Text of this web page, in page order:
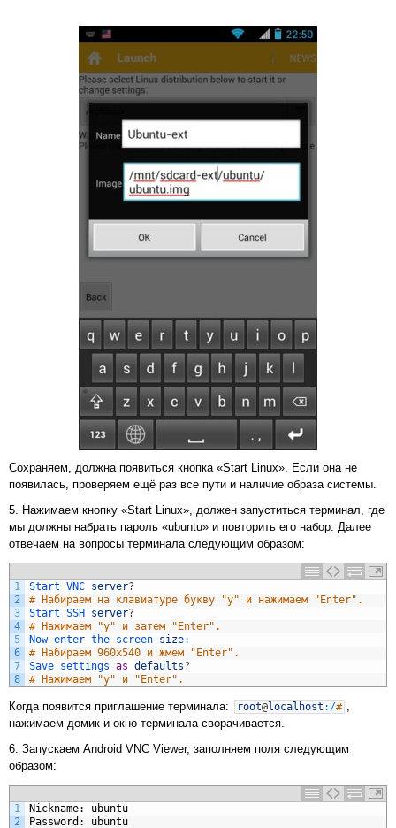
Сохраняем, должна появиться кнопка «Start Linux». Если она не
появилась, проверяем ещё раз все пути и наличие образа системы.
5. Нажимаем кнопку «Start Linux», должен запуститься терминал, где
мы должны набрать пароль «ubuntu» и повторить его набор. Далее
отвечаем на вопросы терминала следующим образом:
1
2
3
4
5
6
7
8
Start VNC server?
# Набираем на клавиатуре букву "y" и нажимаем "Enter".
Start SSH server?
# Нажимаем "y" и затем "Enter".
Now enter the screen size:
# Набираем 960x540 и жмем "Enter".
Save settings as defaults?
# Нажимаем "y" и "Enter".
Когда появится приглашение терминала: root@localhost : /#
нажимаем домик и окно терминала сворачивается.
6. Запускаем Android VNC Viewer, заполняем поля следующим
образом:
1
2
Nickname: ubuntu
Password: ubuntu